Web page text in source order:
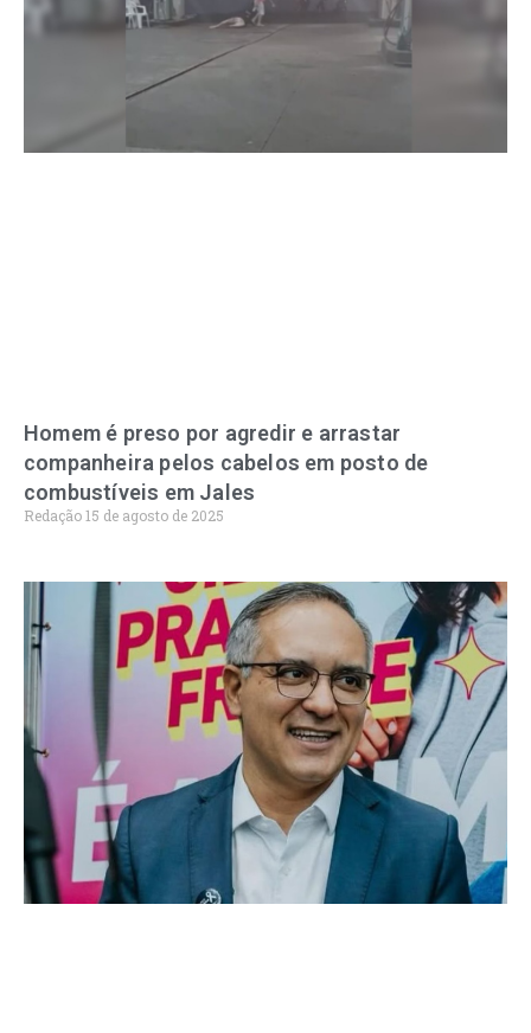
Homem é preso por agredir e arrastar
companheira pelos cabelos em posto de
combustíveis em Jales
Redação15 de agosto de 2025